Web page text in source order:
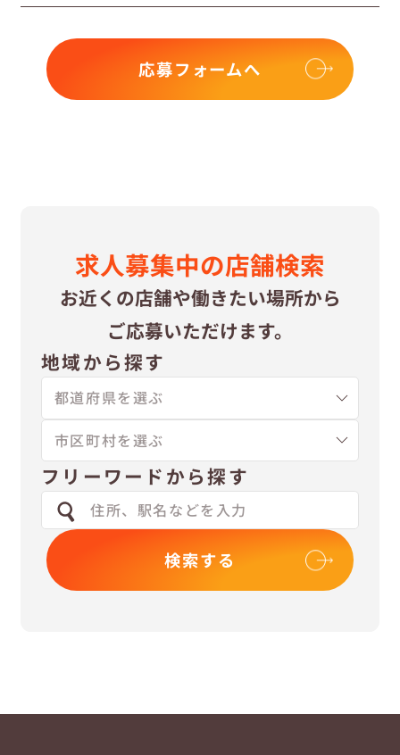
応募フォームへ
求⼈募集中の店舗検索
お近くの店舗や働きたい場所から
ご応募いただけます。
地域から探す
フリーワードから探す
検索する